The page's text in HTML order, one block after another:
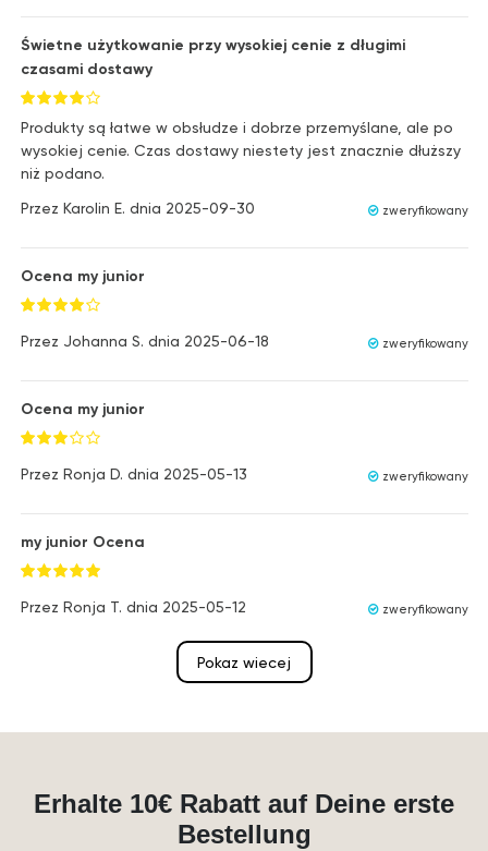
Świetne użytkowanie przy wysokiej cenie z długimi
czasami dostawy
Produkty są łatwe w obsłudze i dobrze przemyślane, ale po
wysokiej cenie. Czas dostawy niestety jest znacznie dłuższy
niż podano.
Przez Karolin E. dnia 2025-09-30 zweryfikowany
Ocena my junior
Przez Johanna S. dnia 2025-06-18 zweryfikowany
Ocena my junior
Przez Ronja D. dnia 2025-05-13 zweryfikowany
my junior Ocena
Przez Ronja T. dnia 2025-05-12 zweryfikowany
Pokaz wiecej
Erhalte 10€ Rabatt auf Deine erste
Bestellung